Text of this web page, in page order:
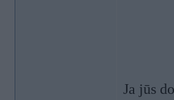
Ja jūs